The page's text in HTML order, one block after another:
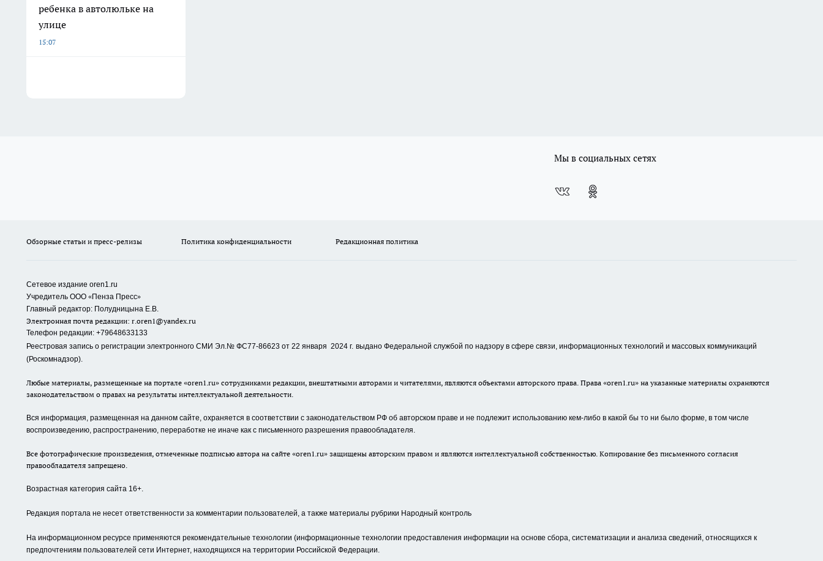
ребенка в автолюльке на
улице
15:07
Мы в социальных сетях
Обзорные статьи и пресс-релизы Политика конфиденциальности Редакционная политика
Сетевое издание oren1.ru
Учредитель ООО «Пенза Пресс»
Главный редактор: Полудницына Е.В.
Электронная почта редакции: r.oren1@yandex.ru
Телефон редакции: +79648633133
Реестровая запись о регистрации электронного СМИ Эл.№ ФС77-86623 от 22 января 2024 г. выдано Федеральной службой по надзору в сфере связи, информационных технологий и массовых коммуникаций
(Роскомнадзор).
Любые материалы, размещенные на портале «oren1.ru» сотрудниками редакции, внештатными авторами и читателями, являются объектами авторского права. Права «oren1.ru» на указанные материалы охраняются
законодательством о правах на результаты интеллектуальной деятельности.
Вся информация, размещенная на данном сайте, охраняется в соответствии с законодательством РФ об авторском праве и не подлежит использованию кем-либо в какой бы то ни было форме, в том числе
воспроизведению, распространению, переработке не иначе как с письменного разрешения правообладателя.
Все фотографические произведения, отмеченные подписью автора на сайте «oren1.ru» защищены авторским правом и являются интеллектуальной собственностью. Копирование без письменного согласия
правообладателя запрещено.
Возрастная категория сайта 16+.
Редакция портала не несет ответственности за комментарии пользователей, а также материалы рубрики Народный контроль
На информационном ресурсе применяются рекомендательные технологии (информационные технологии предоставления информации на основе сбора, систематизации и анализа сведений, относящихся к
предпочтениям пользователей сети Интернет, находящихся на территории Российской Федерации.